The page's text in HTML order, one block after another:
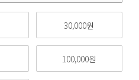
30,000원
100,000원